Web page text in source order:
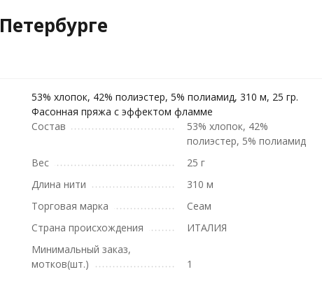
53% хлопок, 42% полиэстер, 5% полиамид, 310 м, 25 гр.
Фасонная пряжа с эффектом фламме
Состав
53% хлопок, 42%
полиэстер, 5% полиамид
Вес
25 г
Длина нити
310 м
Торговая марка
Сеам
Страна происхождения
ИТАЛИЯ
Минимальный заказ,
мотков(шт.)
1